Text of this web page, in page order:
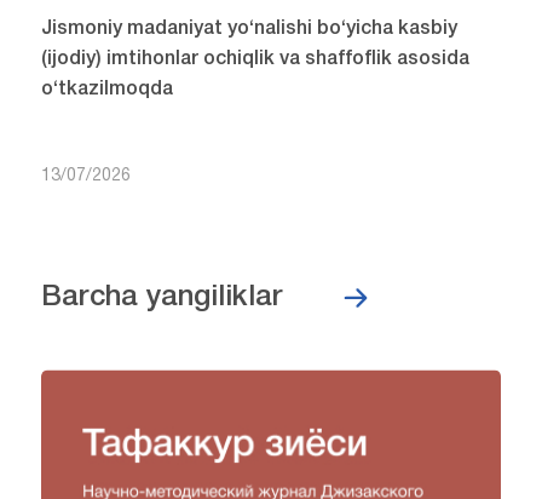
Jismoniy madaniyat yo‘nalishi bo‘yicha kasbiy
(ijodiy) imtihonlar ochiqlik va shaffoflik asosida
o‘tkazilmoqda
13/07/2026
Barcha yangiliklar